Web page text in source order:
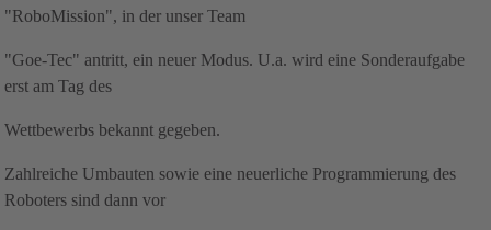
"RoboMission", in der unser Team
"Goe-Tec" antritt, ein neuer Modus. U.a. wird eine Sonderaufgabe
erst am Tag des
Wettbewerbs bekannt gegeben.
Zahlreiche Umbauten sowie eine neuerliche Programmierung des
Roboters sind dann vor